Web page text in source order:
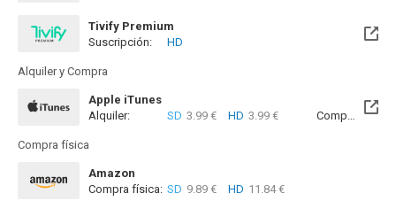
Tivify Premium
Disponible hasta el Jue, 13 Ago 2026 (Quedan 5 días)
Suscripción: HD
Alquiler y Compra
Apple iTunes
Alquiler:
SD 3.99 € HD 3.99 € Compra: SD
Compra física
Amazon
Compra física: SD 9.89 € HD 11.84 €